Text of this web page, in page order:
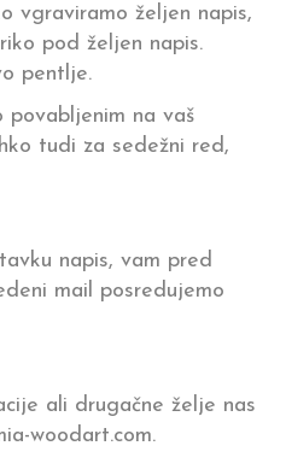
vgraviramo željen napis,
pod željen napis.
pentlje.
povabljenim na vaš
tudi za sedežni red,
napis, vam pred
mail posredujemo
ali drugačne želje nas
woodart.com.